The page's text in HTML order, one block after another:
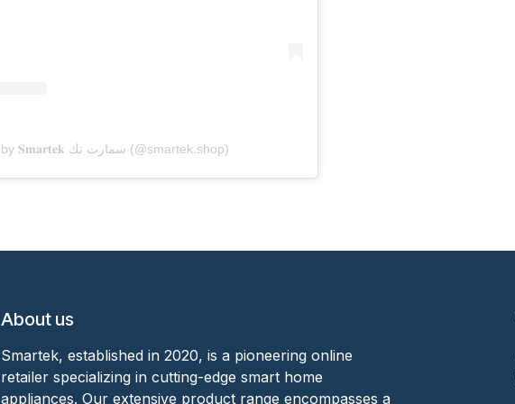
A post shared by 𝐒𝐦𝐚𝐫𝐭𝐞𝐤 سمارت تك (@smartek.shop)
About us
Smartek, established in 2020, is a pioneering online
retailer specializing in cutting-edge smart home
appliances. Our extensive product range encompasses a